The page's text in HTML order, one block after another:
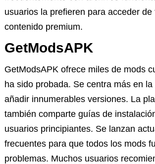
usuarios la prefieren para acceder
contenido premium.
GetModsAPK
GetModsAPK ofrece miles de mods
ha sido probada. Se centra más en
añadir innumerables versiones. La
también comparte guías de
usuarios principiantes. Se lanzan
frecuentes para que todos los mods
problemas. Muchos usuarios